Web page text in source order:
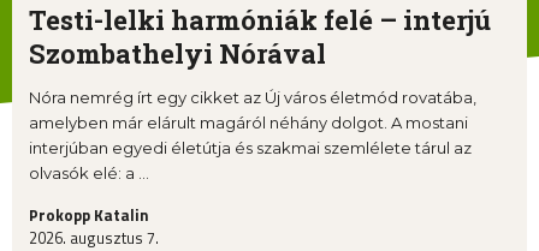
Testi-lelki harmóniák felé – interjú
Szombathelyi Nórával
Nóra nemrég írt egy cikket az Új város életmód rovatába,
amelyben már elárult magáról néhány dolgot. A mostani
interjúban egyedi életútja és szakmai szemlélete tárul az
olvasók elé: a ...
Prokopp Katalin
2026. augusztus 7.